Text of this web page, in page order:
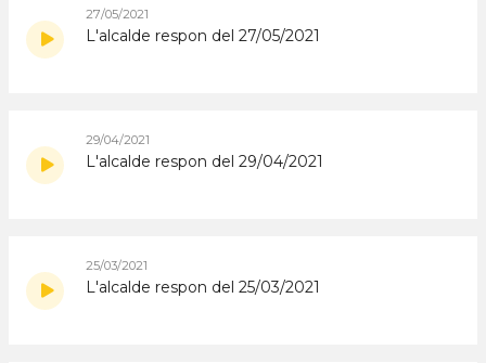
27/05/2021
L'alcalde respon del 27/05/2021
29/04/2021
L'alcalde respon del 29/04/2021
25/03/2021
L'alcalde respon del 25/03/2021